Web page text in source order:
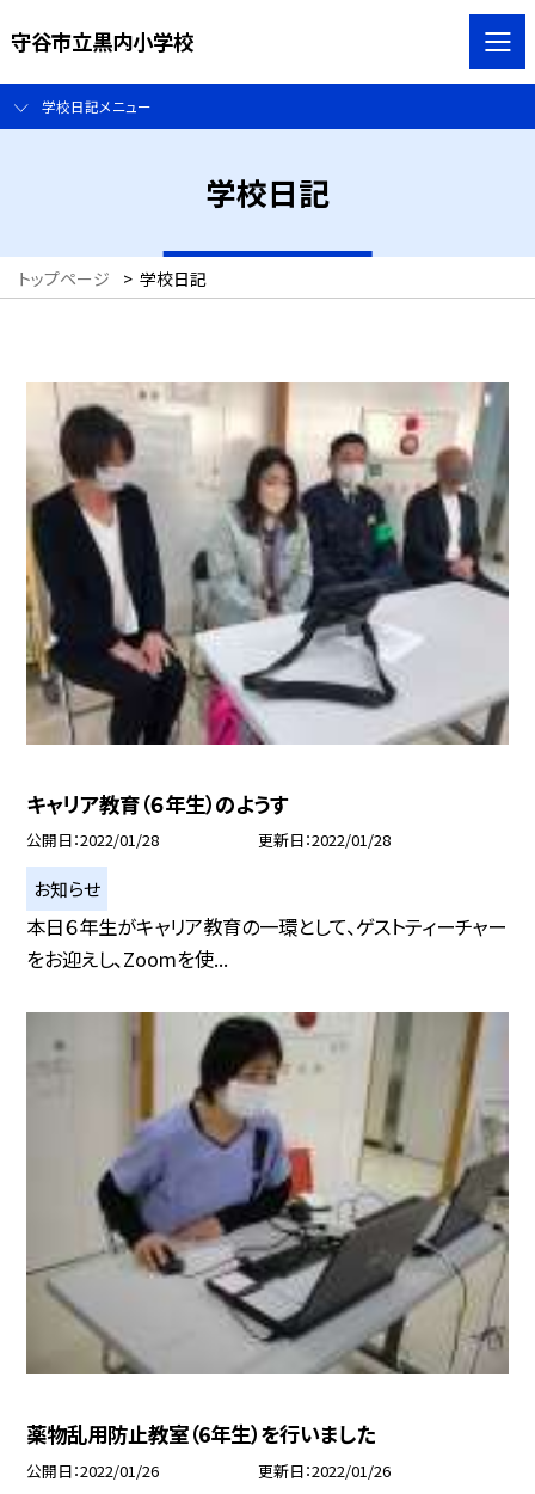
守谷市立黒内小学校
学校日記メニュー
学校日記
トップページ > 学校日記
キャリア教育（６年生）のようす
公開日 2022/01/28 更新日 2022/01/28
お知らせ
本日６年生がキャリア教育の一環として、ゲストティーチャー
をお迎えし、Zoomを使...
薬物乱用防止教室（6年生）を行いました
公開日 2022/01/26 更新日 2022/01/26